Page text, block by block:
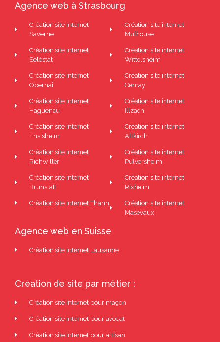
Agence web à Strasbourg
Création site internet
Saverne
Création site internet
Séléstat
Création site internet
Obernai
Création site internet
Haguenau
Création site internet
Ensisheim
Création site internet
Richwiller
Création site internet
Brunstatt
Création site internet Thann
Création site internet
Mulhouse
Création site internet
Wittolsheim
Création site internet
Cernay
Création site internet
Illzach
Création site internet
Altkirch
Création site internet
Pulversheim
Création site internet
Rixheim
Création site internet
Masevaux
Agence web en Suisse
Création site internet Lausanne
Création de site par métier :
Création site internet pour maçon
Création site internet pour avocat
Création site internet pour artisan